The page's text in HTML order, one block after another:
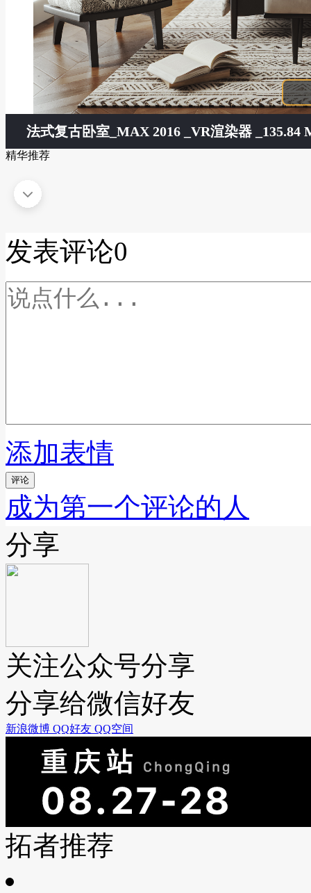
法式复古卧室 _MAX 2016 _VR渲染器 _135.84
精华推荐
发表评论0
添加表情
评论
成为第一个评论的人
分享
关注公众号分享
分享给微信好友
新浪微博 QQ好友 QQ空间
拓者推荐